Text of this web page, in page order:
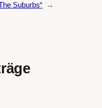
Suburbs“
→